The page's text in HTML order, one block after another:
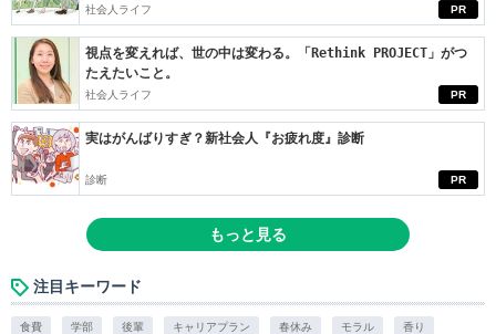
PR
社会人ライフ
PR
視点を変えれば、世の中は変わる。「Rethink PROJECT」がつ
たえたいこと。
社会人ライフ
PR
実はがんばりすぎ？新社会人『お疲れ度』診断
診断
もっと見る
注目キーワード
食費 学部 後輩 キャリアプラン 春休み モラル 香り